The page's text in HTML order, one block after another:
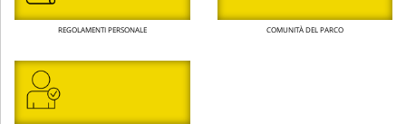
REGOLAMENTI PERSONALE COMUNITÀ DEL PARCO